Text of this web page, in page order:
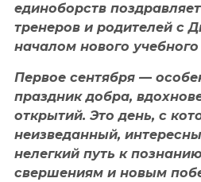
единоборств
тренеров и родителей с
началом нового учебного
Первое сентября —
праздник добра,
открытий. Это день, с
неизведанный,
нелегкий путь к
свершениям и новым